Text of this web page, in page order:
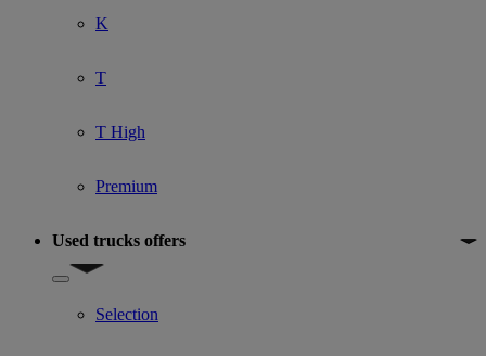
K
T
T High
Premium
Used trucks offers
Show submenu for Used trucks offers
Selection